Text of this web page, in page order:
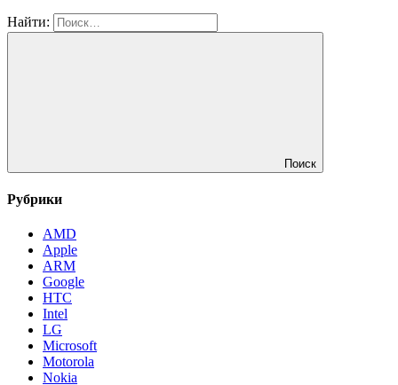
Найти:
Поиск
Рубрики
AMD
Apple
ARM
Google
HTC
Intel
LG
Microsoft
Motorola
Nokia